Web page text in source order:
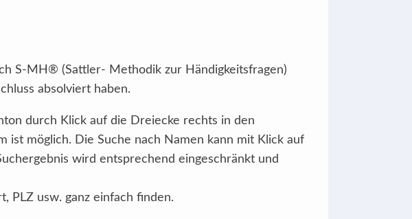
S-MH® (Sattler- Methodik zur Händigkeitsfragen)
absolviert haben.
durch Klick auf die Dreiecke rechts in den
ist möglich. Die Suche nach Namen kann mit Klick auf
wird entsprechend eingeschränkt und
PLZ usw. ganz einfach finden.